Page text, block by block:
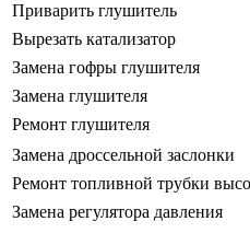
Приварить глушитель
Вырезать катализатор
Замена гофры глушителя
Замена глушителя
Ремонт глушителя
Замена дроссельной заслонки
Ремонт топливной трубки
Замена регулятора давления